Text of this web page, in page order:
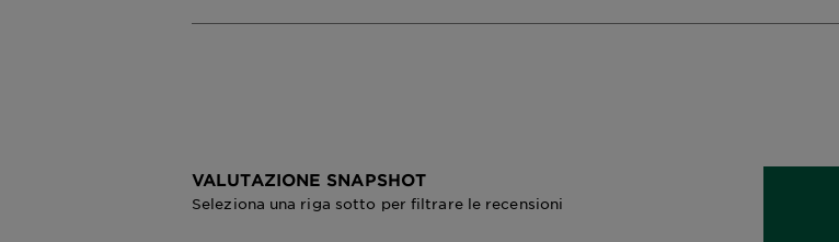
VALUTAZIONE SNAPSHOT
Seleziona una riga sotto per filtrare le recensioni